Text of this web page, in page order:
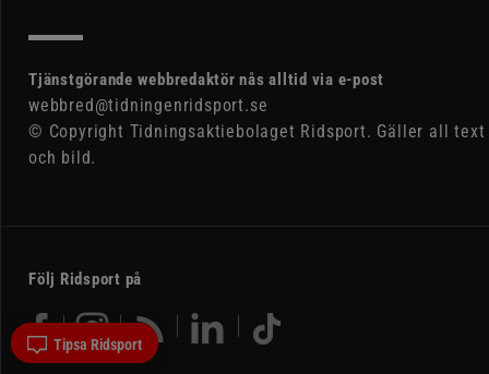
Tipsa Ridsport
Tjänstgörande webbredaktör nås alltid via e-post
webbred@tidningenridsport.se
© Copyright Tidningsaktiebolaget Ridsport. Gäller all text
och bild.
Följ Ridsport på